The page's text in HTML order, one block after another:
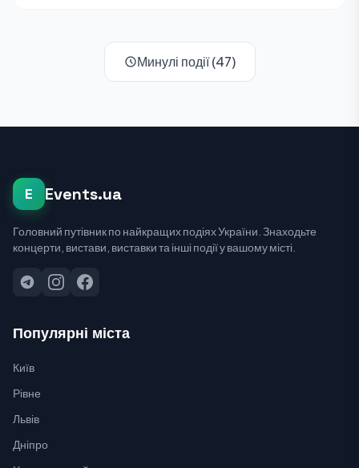
Минулі події (47)
E Events.ua
Головний путівник по найкращих подіях України. Знаходьте
концерти, вистави, виставки та інші події у вашому місті.
Популярні міста
Київ
Рівне
Львів
Дніпро